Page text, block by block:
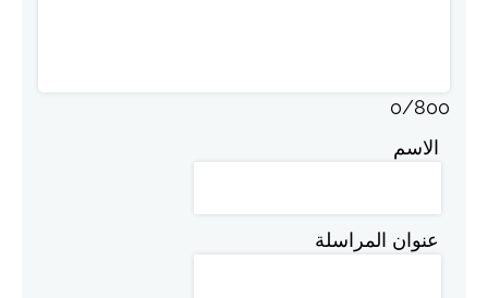
0/800
الاسم
عنوان المراسلة